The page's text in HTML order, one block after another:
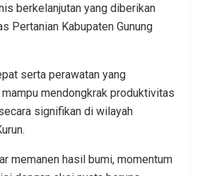
berkelanjutan yang diberikan
Pertanian Kabupaten Gunung
serta perawatan yang
mendongkrak produktivitas
signifikan di wilayah
memanen hasil bumi, momentum